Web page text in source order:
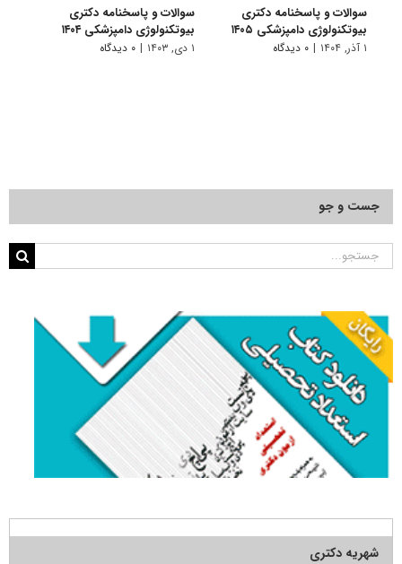
سوالات و پاسخنامه دکتری
بیوتکنولوژی دامپزشکی ۱۴۰۵
۱ آذر, ۱۴۰۴ | ۰ دیدگاه
سوالات و پاسخنامه دکتری
بیوتکنولوژی دامپزشکی ۱۴۰۴
۱ دی, ۱۴۰۳ | ۰ دیدگاه
جست و جو
جستجو
شهریه دکتری